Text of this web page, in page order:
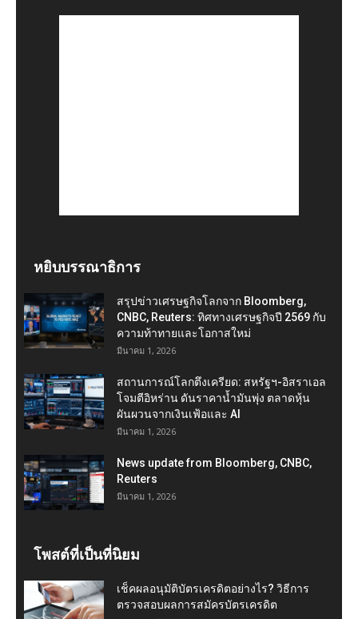
หยิบบรรณาธิการ
สรุปข่าวเศรษฐกิจโลกจาก Bloomberg,
CNBC, Reuters: ทิศทางเศรษฐกิจปี 2569 กับ
ความท้าทายและโอกาสใหม่
มีนาคม 1, 2026
สถานการณ์โลกตึงเครียด: สหรัฐฯ-อิสราเอล
โจมตีอิหร่าน ดันราคาน้ำมันพุ่ง ตลาดหุ้น
ผันผวนจากเงินเฟ้อและ AI
มีนาคม 1, 2026
News update from Bloomberg, CNBC,
Reuters
มีนาคม 1, 2026
โพสต์ที่เป็นที่นิยม
เช็คผลอนุมัติบัตรเครดิตอย่างไร? วิธีการ
ตรวจสอบผลการสมัครบัตรเครดิต